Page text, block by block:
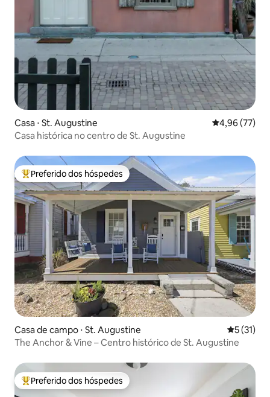
Casa ⋅ St. Augustine 4,96 de uma
4,96 (77)
Casa histórica no centro de St. Augustine
Entre os melhores preferidos dos hóspedes
Preferido dos hóspedes
Casa de campo ⋅ St. Augustine 5 de uma
5 (31)
The Anchor & Vine – Centro histórico de St. Augustine
Entre os melhores preferidos dos hóspedes
Preferido dos hóspedes